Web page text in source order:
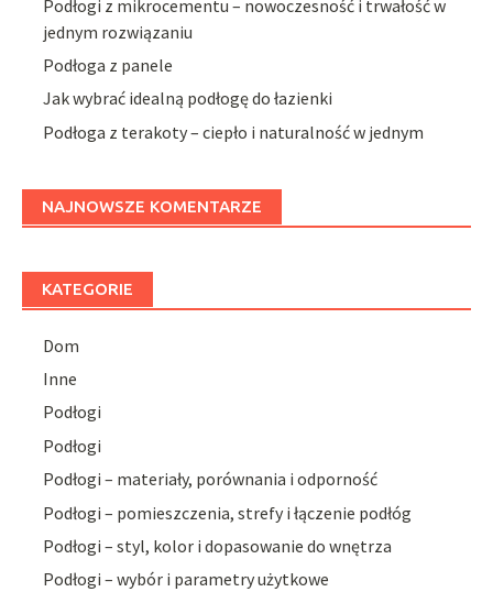
Podłogi z mikrocementu – nowoczesność i trwałość w
jednym rozwiązaniu
Podłoga z panele
Jak wybrać idealną podłogę do łazienki
Podłoga z terakoty – ciepło i naturalność w jednym
NAJNOWSZE KOMENTARZE
KATEGORIE
Dom
Inne
Podłogi
Podłogi
Podłogi – materiały, porównania i odporność
Podłogi – pomieszczenia, strefy i łączenie podłóg
Podłogi – styl, kolor i dopasowanie do wnętrza
Podłogi – wybór i parametry użytkowe